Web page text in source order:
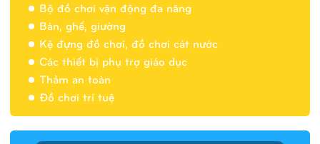
Bộ đồ chơi vận động đa năng
Bàn, ghế, giường
Kệ đựng đồ chơi, đồ chơi cát nước
Các thiết bị phụ trợ giáo dục
Thảm an toàn
Đồ chơi trí tuệ
Nhà banh 9H5404